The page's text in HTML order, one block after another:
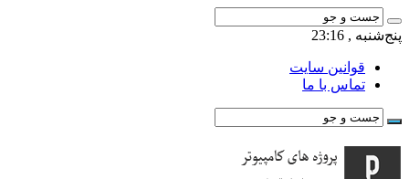
پنج‌شنبه , 23:16
قوانین سایت
تماس با ما